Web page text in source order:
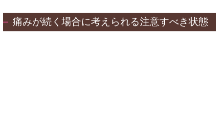
痛みが続く場合に考えられる注意すべき状態